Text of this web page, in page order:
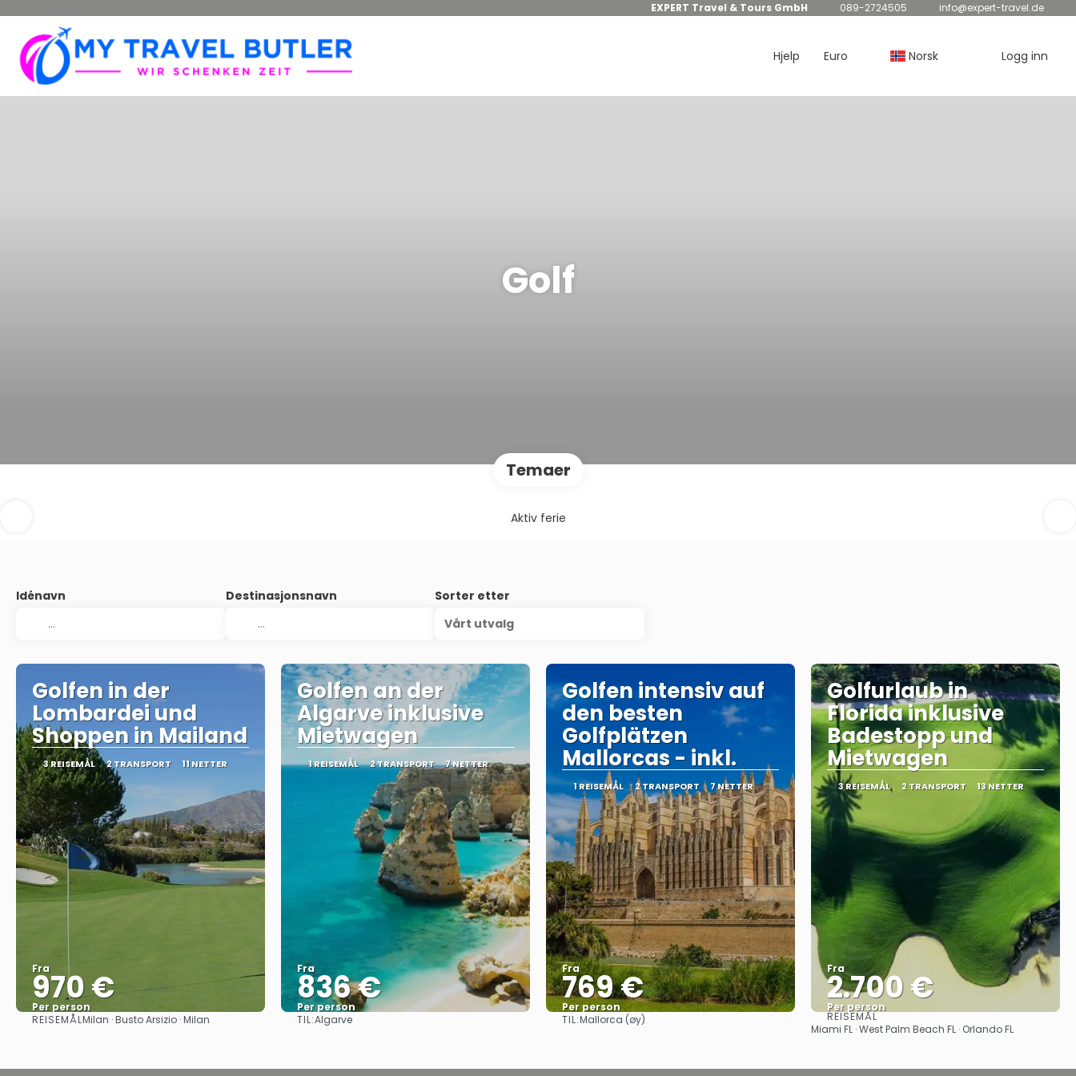
EXPERT Travel & Tours GmbH 089-2724505 info@expert-travel.de
Hjelp Euro Norsk Logg inn
Golf
Temaer
Aktiv ferie
Idénavn Destinasjonsnavn
Sorter etter
Vårt utvalg
Golfen in der
Lombardei und
Shoppen in Mailand
3 REISEMÅL 2 TRANSPORT 11 NETTER
Fra
970 €
Per person
Se
REISEMÅLMilan · Busto Arsizio · Milan
Golfen an der
Algarve inklusive
Mietwagen
1 REISEMÅL 2 TRANSPORT 7 NETTER
Fra
836 €
Per person
TIL:Algarve
Golfen intensiv auf
den besten
Golfplätzen
Mallorcas - inkl.
1 REISEMÅL 2 TRANSPORT 7 NETTER
Fra
769 €
Per person
TIL:Mallorca (øy)
Golfurlaub in
Florida inklusive
Badestopp und
Mietwagen
3 REISEMÅL 2 TRANSPORT 13 NETTER
Fra
2.700 €
Per person
Se
REISEMÅL
Miami FL · West Palm Beach FL · Orlando FL